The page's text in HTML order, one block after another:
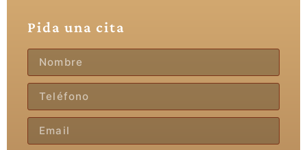
Pida una cita